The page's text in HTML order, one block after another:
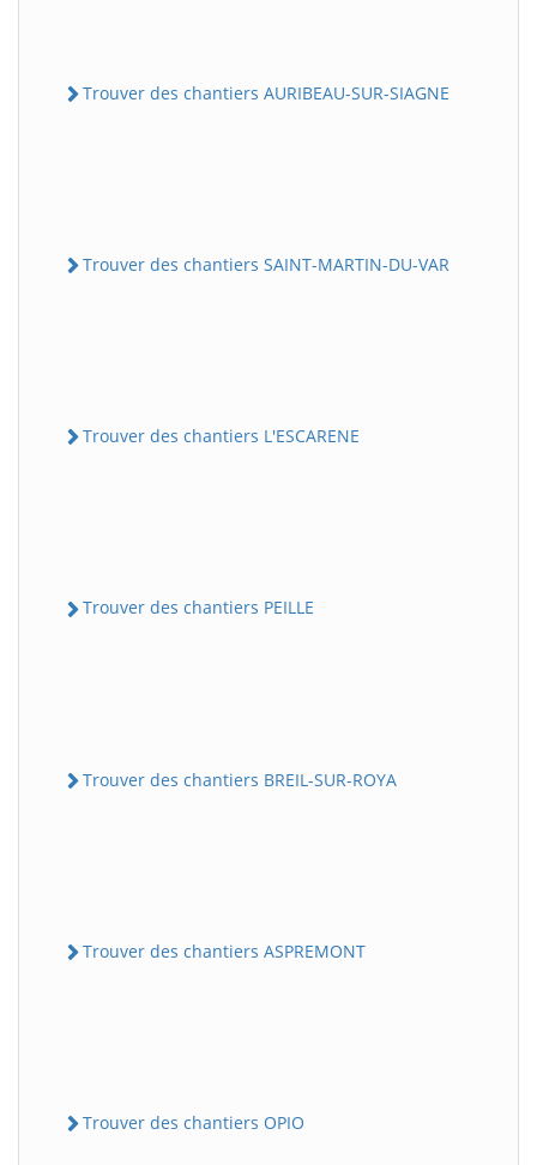
Trouver des chantiers AURIBEAU-SUR-SIAGNE
Trouver des chantiers SAINT-MARTIN-DU-VAR
Trouver des chantiers L'ESCARENE
Trouver des chantiers PEILLE
Trouver des chantiers BREIL-SUR-ROYA
Trouver des chantiers ASPREMONT
Trouver des chantiers OPIO